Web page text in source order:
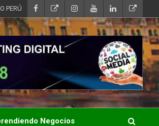
PERÚ
Negocios